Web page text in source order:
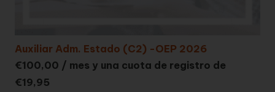
Auxiliar Adm. Estado (C2) -OEP 2026
€100,00 / mes y una cuota de registro de
€19,95